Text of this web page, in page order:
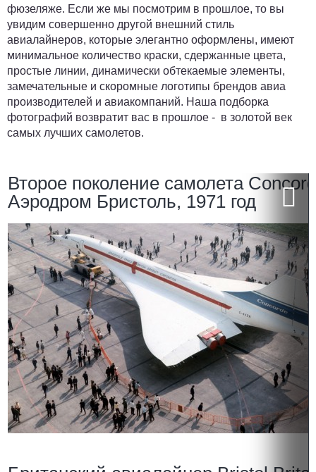
фюзеляже. Если же мы посмотрим в прошлое, то вы
увидим совершенно другой внешний стиль
авиалайнеров, которые элегантно оформлены, имеют
минимальное количество краски, сдержанные цвета,
простые линии, динамически обтекаемые элементы,
замечательные и скоромные логотипы брендов авиа
производителей и авиакомпаний. Наша подборка
фотографий возвратит вас в прошлое - в золотой век
самых лучших самолетов.
Второе поколение самолета
Аэродром Бристоль, 1971 год